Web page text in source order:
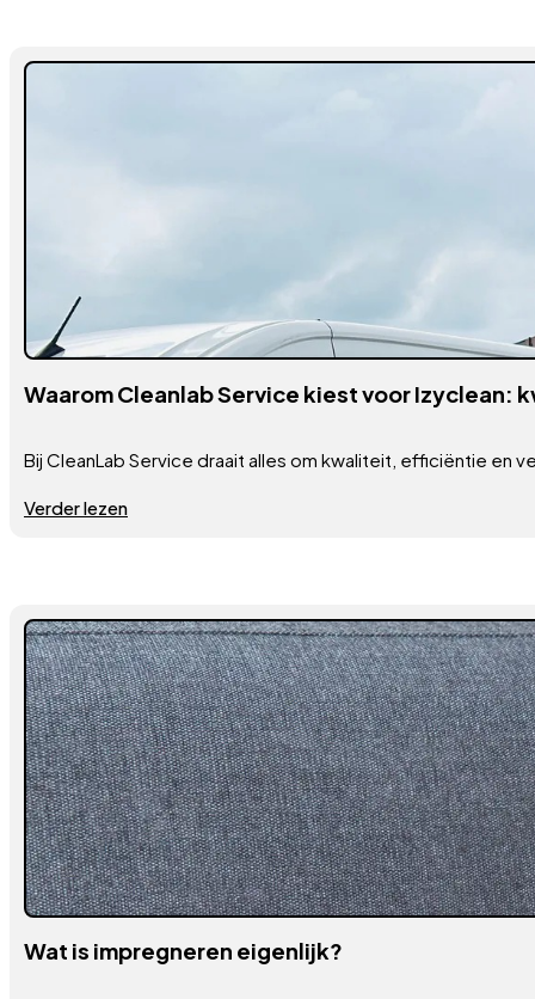
Waarom Cleanlab Service kiest voor Izyclean:
Bij CleanLab Service draait alles om kwaliteit, efficiëntie en
Verder lezen
Wat is impregneren eigenlijk?